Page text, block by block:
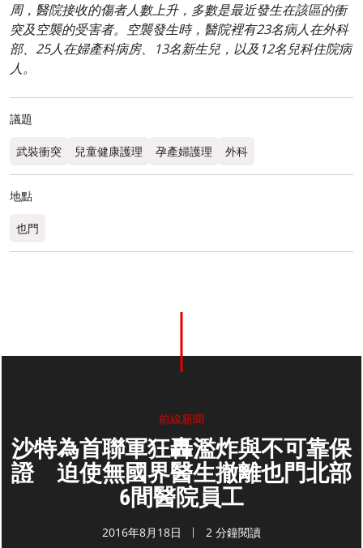
周，醫院接收的傷者人數上升，多數是最近發生在該區的衝
突及空襲的受害者。空襲發生時，醫院裡有23名病人在外科
部、25人在婦產科病房、13名新生兒，以及12名兒科住院病
人。
議題
武裝衝突 兒童健康護理 孕產婦護理 外科
地點
也門
前線新聞
沙特為首聯軍狂轟濫炸與不可靠保
證 迫使無國界醫生撤離也門北部
6間醫院員工
2016年8月18日 2 分鐘閱讀